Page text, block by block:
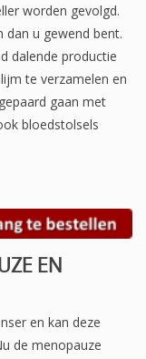
worden gevolgd.
dan u gewend bent.
dalende productie
te verzamelen en
gaan met
bloedstolsels
EN
en kan deze
de menopauze